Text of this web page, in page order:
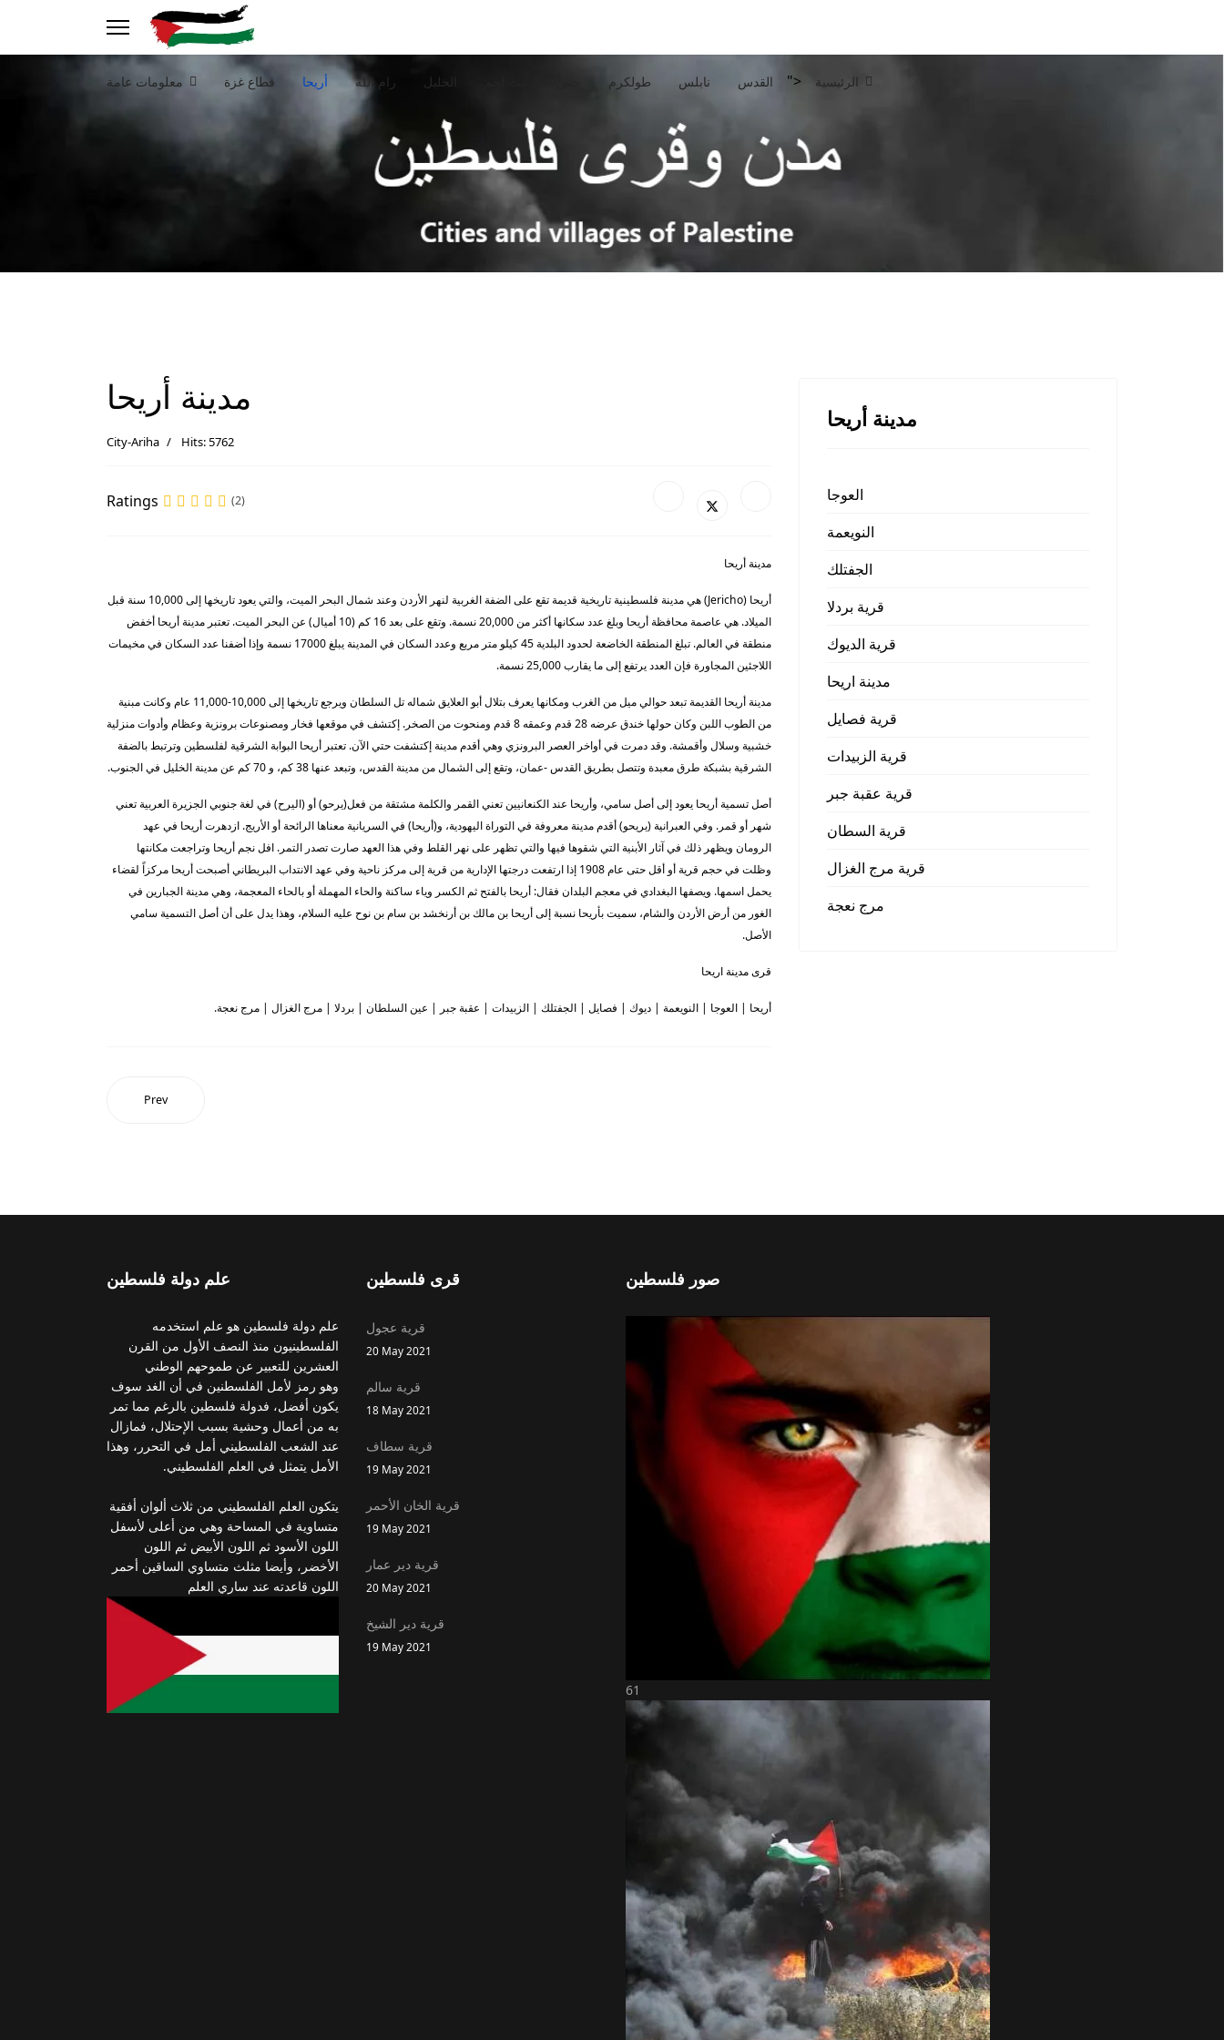
معلومات عامة قطاع غزة أريحا رام الله الخليل طولكرم نابلس القدس "> الرئيسية
مدينة أريحا
City-Ariha Hits: 5762
Ratings (2)
مدينة أريحا
أريحا (Jericho) هي مدينة فلسطينية تاريخية قديمة تقع على الضفة الغربية لنهر الأردن وعند شمال البحر الميت، والتي يعود تاريخها إلى 10,000 سنة قبل
الميلاد. هي عاصمة محافظة أريحا وبلغ عدد سكانها أكثر من 20,000 نسمة. وتقع على بعد 16 كم (10 أميال) عن البحر الميت. تعتبر مدينة أريحا أخفض
منطقة في العالم. تبلغ المنطقة الخاضعة لحدود البلدية 45 كيلو متر مربع وعدد السكان في المدينة يبلغ 17000 نسمة وإذا أضفنا عدد السكان في مخيمات
اللاجئين المجاورة فإن العدد يرتفع إلى ما يقارب 25,000 نسمة.
مدينة أريحا القديمة تبعد حوالي ميل من الغرب ومكانها يعرف بتلال أبو العلايق شماله تل السلطان ويرجع تاريخها إلى 10,000-11,000 عام وكانت مبنية
من الطوب اللبن وكان حولها خندق عرضه 28 قدم وعمقه 8 قدم ومنحوت من الصخر. إكتشف في موقعها فخار ومصنوعات برونزية وعظام وأدوات منزلية
خشبية وسلال وأقمشة. وقد دمرت في أواخر العصر البرونزي وهي أقدم مدينة إكتشفت حتي الآن. تعتبر أريحا البوابة الشرقية لفلسطين وترتبط بالضفة
الشرقية بشبكة طرق معبدة وتتصل بطريق القدس -عمان، وتقع إلى الشمال من مدينة القدس، وتبعد عنها 38 كم، و 70 كم عن مدينة الخليل في الجنوب.
أصل تسمية أريحا يعود إلى أصل سامي، وأريحا عند الكنعانيين تعني القمر والكلمة مشتقة من فعل(يرحو) أو (اليرح) في لغة جنوبي الجزيرة العربية تعني
شهر أو قمر. وفي العبرانية (يريحو) أقدم مدينة معروفة في التوراة اليهودية، و(أريحا) في السريانية معناها الرائحة أو الأريج. ازدهرت أريحا في عهد
الرومان ويظهر ذلك في آثار الأبنية التي شقوها فيها والتي تظهر على نهر القلط وفي هذا العهد صارت تصدر التمر. افل نجم أريحا وتراجعت مكانتها
وظلت في حجم قرية أو أقل حتى عام 1908 إذا ارتفعت درجتها الإدارية من قرية إلى مركز ناحية وفي عهد الانتداب البريطاني أصبحت أريحا مركزاً لقضاء
يحمل اسمها. ويصفها البغدادي في معجم البلدان فقال: أريحا بالفتح ثم الكسر وياء ساكنة والحاء المهملة أو بالحاء المعجمة، وهي مدينة الجبارين في
الغور من أرض الأردن والشام، سميت بأريحا نسبة إلى أريحا بن مالك بن أرنخشد بن سام بن نوح عليه السلام، وهذا يدل على أن أصل التسمية سامي
الأصل.
قرى مدينة اريحا
أريحا | العوجا | النويعمة | ديوك | فصايل | الجفتلك | الزبيدات | عقبة جبر | عين السلطان | بردلا | مرج الغزال | مرج نعجة.
Prev
مدينة أريحا
العوجا
النويعمة
الجفتلك
قرية بردلا
قرية الديوك
مدينة اريحا
قرية فصايل
قرية الزبيدات
قرية عقبة جبر
قرية السطان
قرية مرج الغزال
مرج نعجة
علم دولة فلسطين
علم دولة فلسطين هو علم استخدمه
الفلسطينيون منذ النصف الأول من القرن
العشرين للتعبير عن طموحهم الوطني
وهو رمز لأمل الفلسطنين في أن الغد سوف
يكون أفضل، فدولة فلسطين بالرغم مما تمر
به من أعمال وحشية بسبب الإحتلال، فمازال
عند الشعب الفلسطيني أمل في التحرر، وهذا
الأمل يتمثل في العلم الفلسطيني.
يتكون العلم الفلسطيني من ثلاث ألوان أفقية
متساوية في المساحة وهي من أعلى لأسفل
اللون الأسود ثم اللون الأبيض ثم اللون
الأخضر، وأيضا مثلث متساوي الساقين أحمر
اللون قاعدته عند ساري العلم
قرى فلسطين
قرية عجول
20 May 2021
قرية سالم
18 May 2021
قرية سطاف
19 May 2021
قرية الخان الأحمر
19 May 2021
قرية دير عمار
20 May 2021
قرية دير الشيخ
19 May 2021
صور فلسطين
61